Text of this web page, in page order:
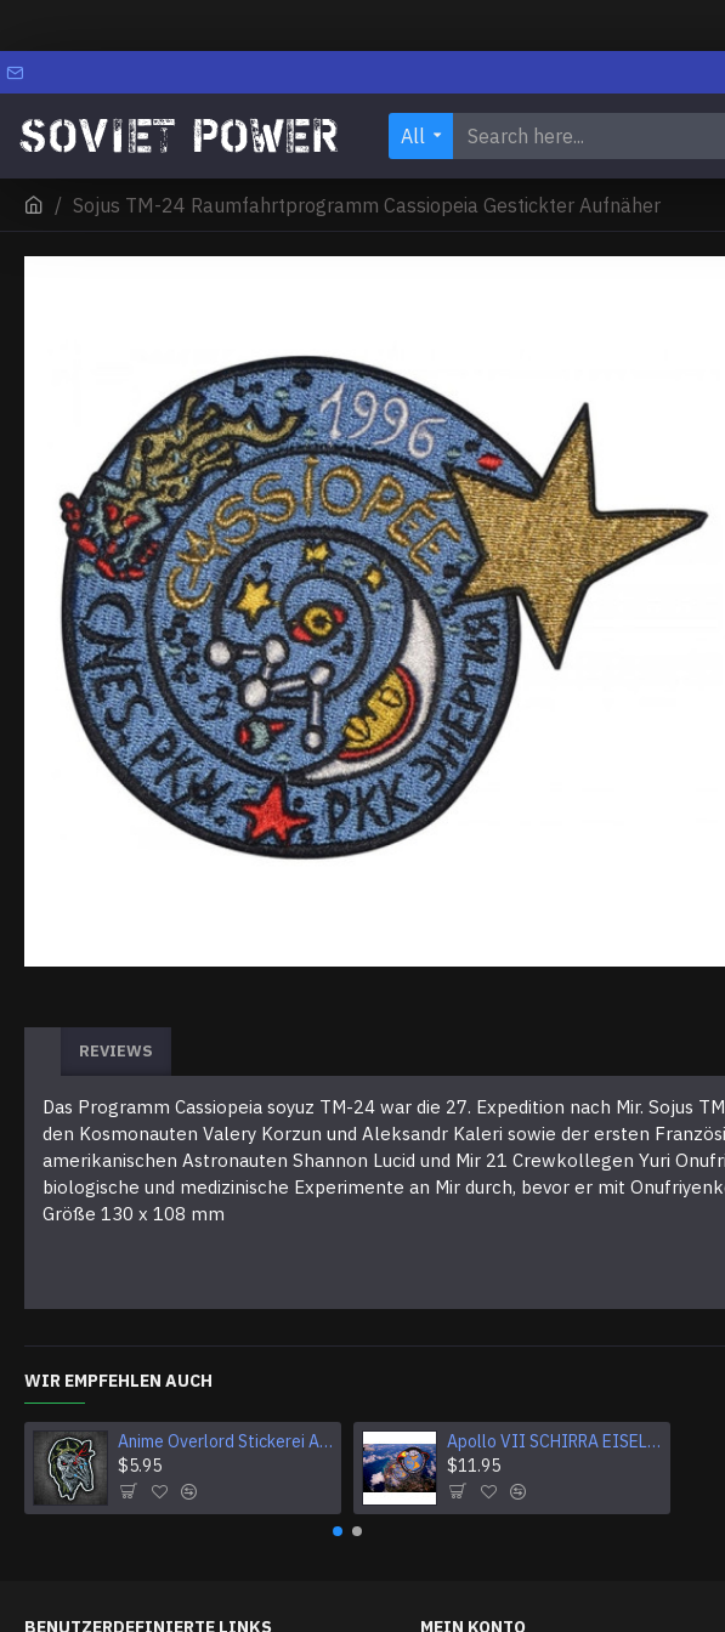
All
Sojus TM-24 Raumfahrtprogramm Cassiopeia Gestickter Aufnäher
REVIEWS
Das Programm Cassiopeia soyuz TM-24 war die 27. Expedition nach Mir. Sojus
den Kosmonauten Valery Korzun und Aleksandr Kaleri sowie der ersten
amerikanischen Astronauten Shannon Lucid und Mir 21 Crewkollegen Yuri
biologische und medizinische Experimente an Mir durch, bevor er mit
Größe 130 x 108 mm
WIR EMPFEHLEN AUCH
Anime Overlord Stickerei Ainz Ooal Kleid Patch Sorcerer King Bügelbild Klettverschluss Mga bestickt Aufnäher Halloween Totenkopf Geschenk
$5.95
Apollo VII SCHIRRA EISELE CUNNINGHAM Logo NASA Stickerei Patch
$11.95
BENUTZERDEFINIERTE LINKS MEIN KONTO